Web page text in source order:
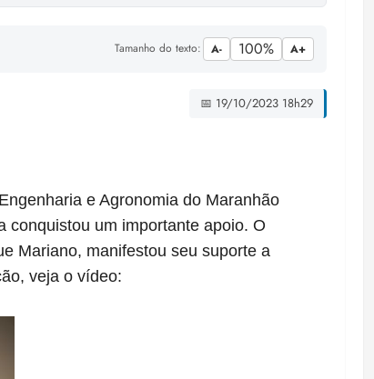
Tamanho do texto: A- 100% A+
📅 19/10/2023 18h29
e Agronomia do Maranhão
conquistou um importante apoio. O
Mariano, manifestou seu suporte a
veja o vídeo: